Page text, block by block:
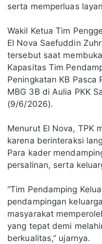
serta memperluas
Wakil Ketua Tim
El Nova Saefuddin
tersebut saat
Kapasitas Tim
Peningkatan KB Pasca
MBG 3B di Aulia PKK
(9/6/2026).
Menurut El Nova, TPK
karena berinteraksi
Para kader
persalinan, serta
“Tim Pendamping
pendampingan
masyarakat
yang tepat demi
berkualitas,” ujarnya.